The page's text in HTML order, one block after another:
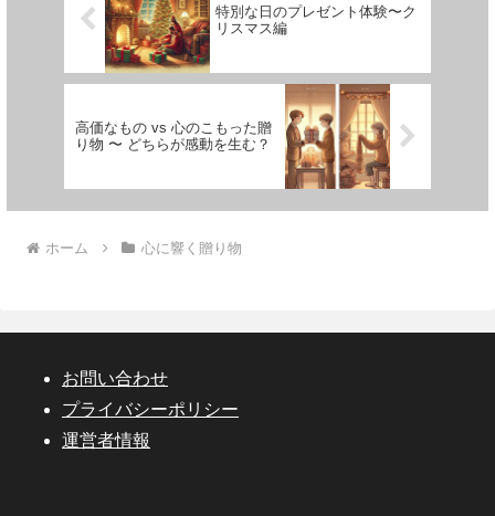
特別な日のプレゼント体験〜ク
リスマス編
高価なもの vs 心のこもった贈
り物 〜 どちらが感動を生む？
ホーム 心に響く贈り物
お問い合わせ
プライバシーポリシー
運営者情報